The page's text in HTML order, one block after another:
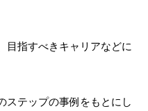
目指すべきキャリアなどに
ステップの事例をもとにし